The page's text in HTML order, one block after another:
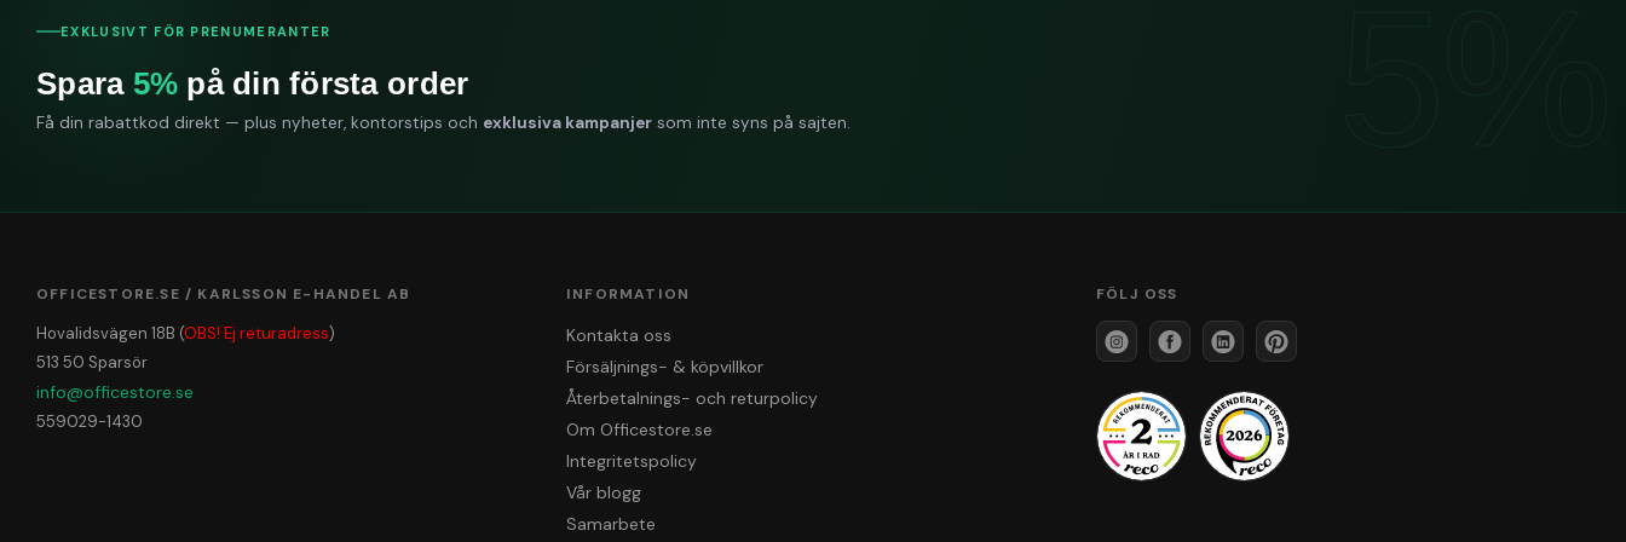
OFFICESTORE.SE / KARLSSON E-HANDEL AB
Hovalidsvägen 18B (OBS! Ej returadress)
513 50 Sparsör
info@officestore.se
559029-1430
INFORMATION
Kontakta oss
Försäljnings- & köpvillkor
Återbetalnings- och returpolicy
Om Officestore.se
Integritetspolicy
Vår blogg
Samarbete
FÖLJ OSS
EXKLUSIVT FÖR PRENUMERANTER
Spara 5% på din första order
Få din rabattkod direkt — plus nyheter, kontorstips och exklusiva kampanjer som inte syns på sajten.